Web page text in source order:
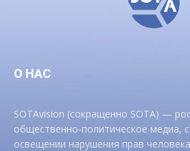
О НАС
SOTAvision (сокращенно SOTA) —
общественно-политическое медиа,
освещении нарушения прав